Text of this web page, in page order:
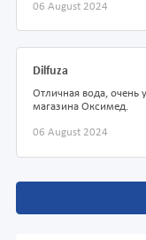
06 August 2024
Dilfuza
Отличная вода, очень
магазина Оксимед.
06 August 2024